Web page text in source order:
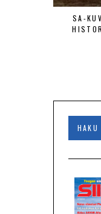
SA-